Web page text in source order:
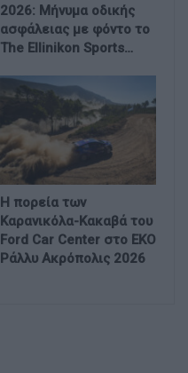
2026: Μήνυμα οδικής
ασφάλειας με φόντο το
The Ellinikon Sports…
H πορεία των
Καρανικόλα-Kακαβά του
Ford Car Center στο ΕΚΟ
Ράλλυ Ακρόπολις 2026